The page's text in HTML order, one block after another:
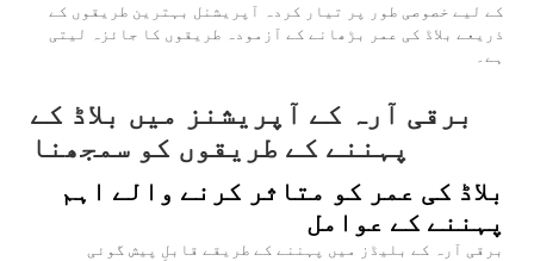
کے لیے خصوصی طور پر تیار کردہ آپریشنل بہترین طریقوں کے
ذریعے بلاڈ کی عمر بڑھانے کے آزمودہ طریقوں کا جائزہ لیتی
ہے۔
برقی آرہ کے آپریشنز میں بلاڈ کے
پہننے کے طریقوں کو سمجھنا
بلاڈ کی عمر کو متاثر کرنے والے اہم
پہننے کے عوامل
برقی آرہ کے بلیڈز میں پہننے کے طریقے قابلِ پیش گوئی